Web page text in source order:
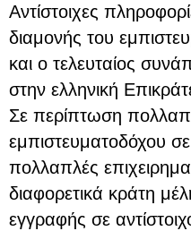
Αντίστοιχες
διαμονής του
και ο τελευταίος
στην ελληνική
Σε περίπτωση
εμπιστευματοδόχου
πολλαπλές
διαφορετικά κράτη
εγγραφής σε